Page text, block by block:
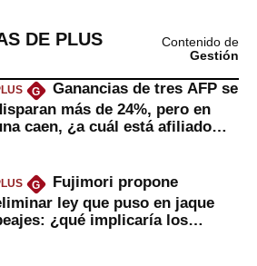
DE PLUS
Contenido de
Gestión
G
Ganancias de tres AFP se
más de 24%, pero en
caen, ¿a cuál está afiliado
G
Fujimori propone
ley que puso en jaque
¿qué implicaría los